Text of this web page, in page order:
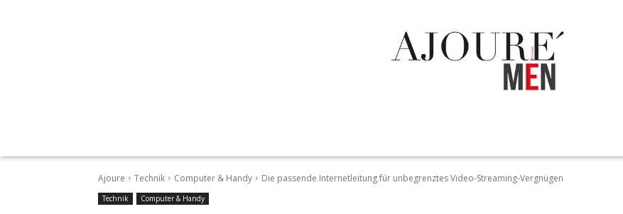
Ajoure Technik Computer & Handy Die passende Internetleitung für unbegrenztes Video-Streaming-Vergnügen
Technik Computer & Handy